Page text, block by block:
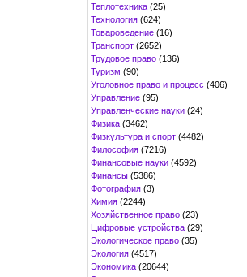
Теплотехника (25)
Технология (624)
Товароведение (16)
Транспорт (2652)
Трудовое право (136)
Туризм (90)
Уголовное право и процесс (406)
Управление (95)
Управленческие науки (24)
Физика (3462)
Физкультура и спорт (4482)
Философия (7216)
Финансовые науки (4592)
Финансы (5386)
Фотография (3)
Химия (2244)
Хозяйственное право (23)
Цифровые устройства (29)
Экологическое право (35)
Экология (4517)
Экономика (20644)